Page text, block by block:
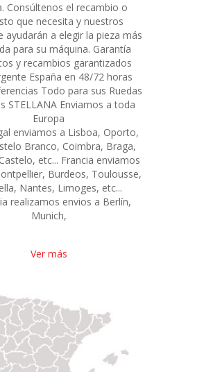
Consúltenos el recambio o
que necesita y nuestros
ayudarán a elegir la pieza más
para su máquina. Garantía
y recambios garantizados
España en 48/72 horas
Todo para sus Ruedas
STELLANA Enviamos a toda
Europa
enviamos a Lisboa, Oporto,
Branco, Coimbra, Braga,
etc... Francia enviamos
Burdeos, Toulousse,
Nantes, Limoges, etc...
realizamos envios a Berlín,
Munich,
Ver más